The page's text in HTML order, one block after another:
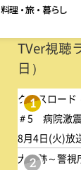
料理・旅・暮らし
TVer視聴
日）
1
クロスロード
＃5 病院激
8月4日(火)放
2
大追跡～警視
午後
徹
立
の